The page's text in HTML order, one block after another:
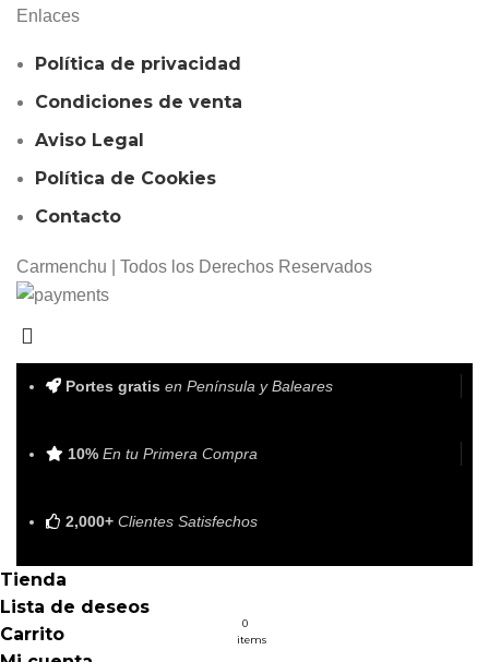
Enlaces
Política de privacidad
Condiciones de venta
Aviso Legal
Política de Cookies
Contacto
Carmenchu | Todos los Derechos Reservados
Portes gratis en Península y Baleares
10% En tu Primera Compra
2,000+ Clientes Satisfechos
Tienda
Lista de deseos
0
items
Carrito